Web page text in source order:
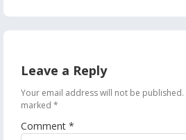
Leave a Reply
Your email address will not be published.
marked *
Comment *